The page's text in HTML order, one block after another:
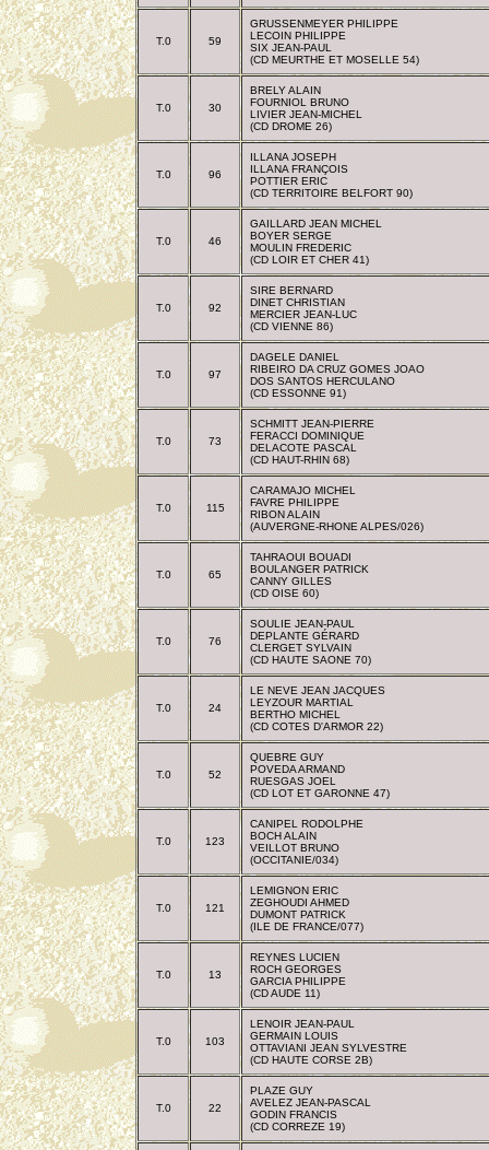
T.0 59
GRUSSENMEYER PHILIPPE
LECOIN PHILIPPE
SIX JEAN-PAUL
(CD MEURTHE ET MOSELLE 54)
T.0 30
BRELY ALAIN
FOURNIOL BRUNO
LIVIER JEAN-MICHEL
(CD DROME 26)
T.0 96
ILLANA JOSEPH
ILLANA FRANÇOIS
POTTIER ERIC
(CD TERRITOIRE BELFORT 90)
T.0 46
GAILLARD JEAN MICHEL
BOYER SERGE
MOULIN FREDERIC
(CD LOIR ET CHER 41)
T.0 92
SIRE BERNARD
DINET CHRISTIAN
MERCIER JEAN-LUC
(CD VIENNE 86)
T.0 97
DAGELE DANIEL
RIBEIRO DA CRUZ GOMES JOAO
DOS SANTOS HERCULANO
(CD ESSONNE 91)
T.0 73
SCHMITT JEAN-PIERRE
FERACCI DOMINIQUE
DELACOTE PASCAL
(CD HAUT-RHIN 68)
T.0 115
CARAMAJO MICHEL
FAVRE PHILIPPE
RIBON ALAIN
(AUVERGNE-RHONE ALPES/026)
T.0 65
TAHRAOUI BOUADI
BOULANGER PATRICK
CANNY GILLES
(CD OISE 60)
T.0 76
SOULIE JEAN-PAUL
DEPLANTE GÉRARD
CLERGET SYLVAIN
(CD HAUTE SAONE 70)
T.0 24
LE NEVE JEAN JACQUES
LEYZOUR MARTIAL
BERTHO MICHEL
(CD COTES D'ARMOR 22)
T.0 52
QUEBRE GUY
POVEDA ARMAND
RUESGAS JOEL
(CD LOT ET GARONNE 47)
T.0 123
CANIPEL RODOLPHE
BOCH ALAIN
VEILLOT BRUNO
(OCCITANIE/034)
T.0 121
LEMIGNON ERIC
ZEGHOUDI AHMED
DUMONT PATRICK
(ILE DE FRANCE/077)
T.0 13
REYNES LUCIEN
ROCH GEORGES
GARCIA PHILIPPE
(CD AUDE 11)
T.0 103
LENOIR JEAN-PAUL
GERMAIN LOUIS
OTTAVIANI JEAN SYLVESTRE
(CD HAUTE CORSE 2B)
T.0 22
PLAZE GUY
AVELEZ JEAN-PASCAL
GODIN FRANCIS
(CD CORREZE 19)